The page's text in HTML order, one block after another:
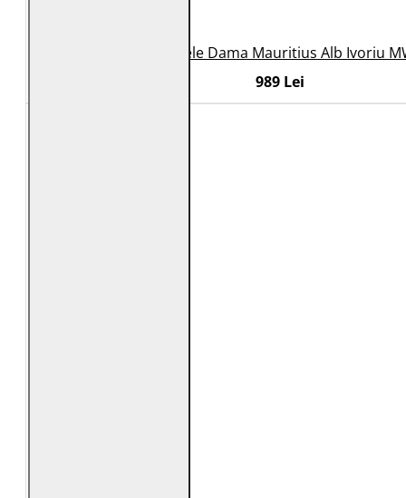
Geaca de Piele Dama Mauritius Alb Ivoriu
989 Lei